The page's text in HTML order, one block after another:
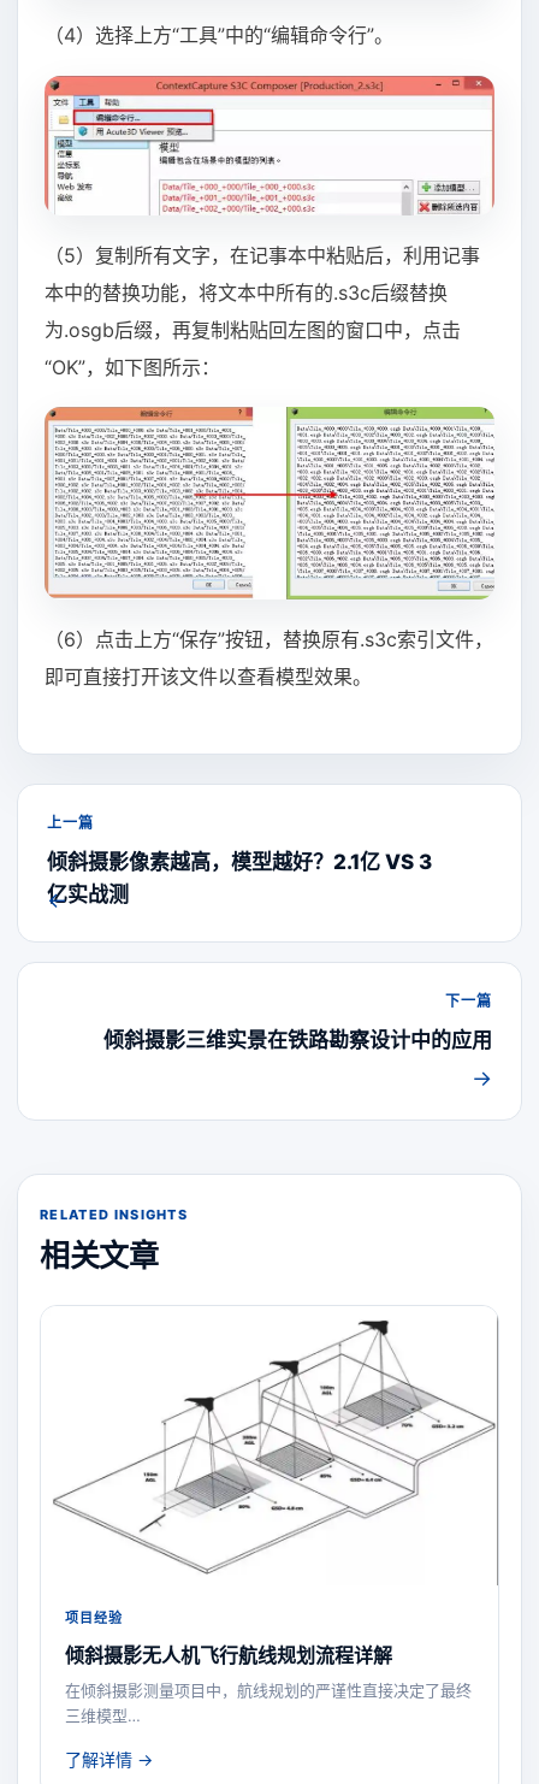
（4）选择上方“工具”中的“编辑命令行”。
（5）复制所有文字，在记事本中粘贴后，利用记事
本中的替换功能，将文本中所有的.s3c后缀替换
为.osgb后缀，再复制粘贴回左图的窗口中，点击
“OK”，如下图所示：
（6）点击上方“保存”按钮，替换原有.s3c索引文件，
即可直接打开该文件以查看模型效果。
上一篇
倾斜摄影像素越高，模型越好？2.1亿 VS 3
亿实战测
←
下一篇
倾斜摄影三维实景在铁路勘察设计中的应用
→
RELATED INSIGHTS
相关文章
项目经验
倾斜摄影无人机飞行航线规划流程详解
在倾斜摄影测量项目中，航线规划的严谨性直接决定了最终
三维模型…
了解详情 →